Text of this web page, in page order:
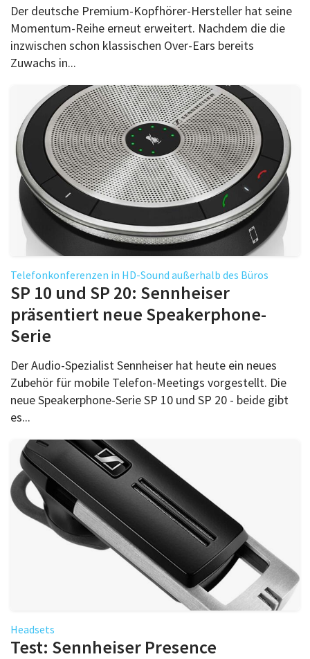
Der deutsche Premium-Kopfhörer-Hersteller hat seine
Momentum-Reihe erneut erweitert. Nachdem die die
inzwischen schon klassischen Over-Ears bereits
Zuwachs in...
Telefonkonferenzen in HD-Sound außerhalb des Büros
SP 10 und SP 20: Sennheiser
präsentiert neue Speakerphone-
Serie
Der Audio-Spezialist Sennheiser hat heute ein neues
Zubehör für mobile Telefon-Meetings vorgestellt. Die
neue Speakerphone-Serie SP 10 und SP 20 - beide gibt
es...
Headsets
Test: Sennheiser Presence